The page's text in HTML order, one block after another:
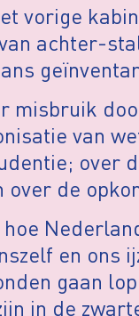
vorige
achter-
misbruik
van
over
de
en ons
gaan
in de